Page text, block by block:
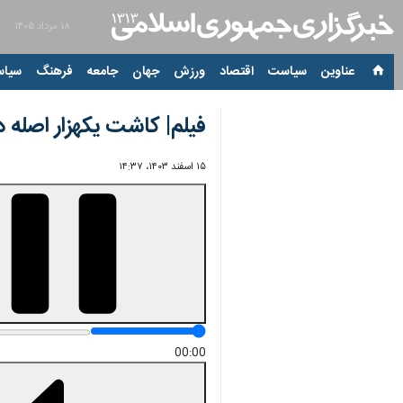
۱۸ مرداد ۱۴۰۵
عناوین‌ سیاست اقتصاد ورزش جهان جامعه فرهنگ
فیلم| کاشت یکهزار
۱۵ اسفند ۱۴۰۳، ۱۴:۳۷